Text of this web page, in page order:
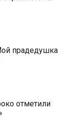
прадедушка
отметили